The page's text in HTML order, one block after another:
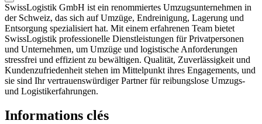
SwissLogistik GmbH ist ein renommiertes Umzugsunternehmen in
der Schweiz, das sich auf Umzüge, Endreinigung, Lagerung und
Entsorgung spezialisiert hat. Mit einem erfahrenen Team bietet
SwissLogistik professionelle Dienstleistungen für Privatpersonen
und Unternehmen, um Umzüge und logistische Anforderungen
stressfrei und effizient zu bewältigen. Qualität, Zuverlässigkeit und
Kundenzufriedenheit stehen im Mittelpunkt ihres Engagements, und
sie sind Ihr vertrauenswürdiger Partner für reibungslose Umzugs-
und Logistikerfahrungen.
Informations clés